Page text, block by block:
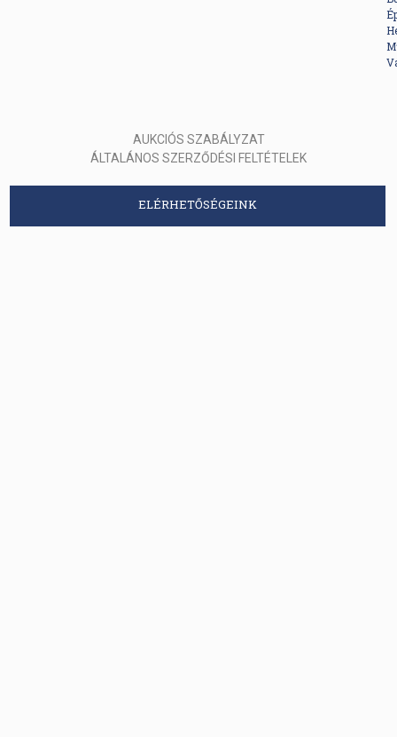
AUKCIÓS SZABÁLYZAT
ÁLTALÁNOS SZERZŐDÉSI FELTÉTELEK
ELÉRHETŐSÉGEINK